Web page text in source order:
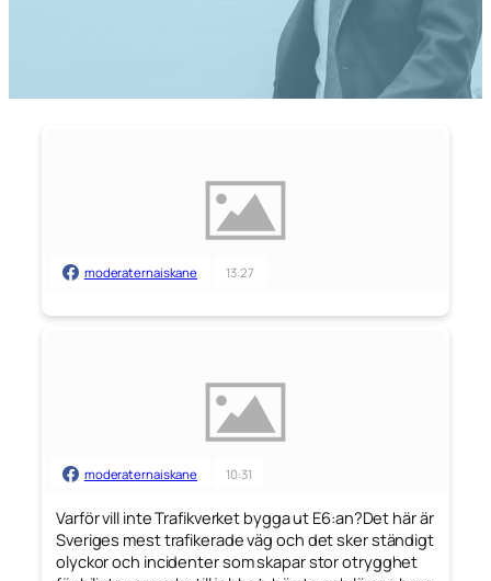
moderaternaiskane 13:27
moderaternaiskane 10:31
Varför vill inte Trafikverket bygga ut E6:an?Det här är
Sveriges mest trafikerade väg och det sker ständigt
olyckor och incidenter som skapar stor otrygghet